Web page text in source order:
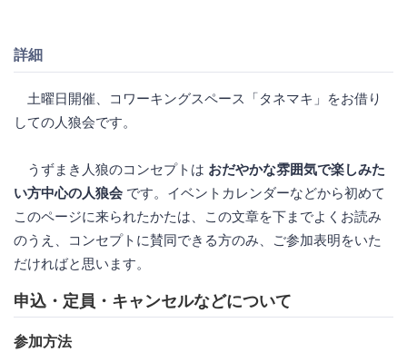
詳細
土曜日開催、コワーキングスペース「タネマキ」をお借り
しての人狼会です。
うずまき人狼のコンセプトは おだやかな雰囲気で楽しみた
い方中心の人狼会 です。イベントカレンダーなどから初めて
このページに来られたかたは、この文章を下までよくお読み
のうえ、コンセプトに賛同できる方のみ、ご参加表明をいた
だければと思います。
申込・定員・キャンセルなどについて
参加方法